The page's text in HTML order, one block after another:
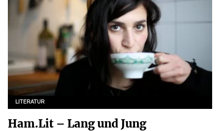
LITERATUR
Ham.Lit – Lang und Jung